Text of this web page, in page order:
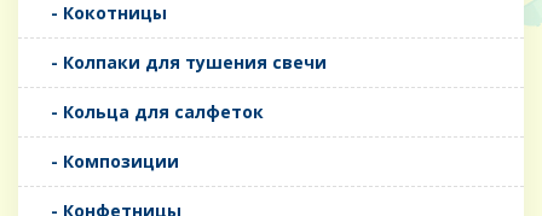
- Кокотницы
- Колпаки для тушения свечи
- Кольца для салфеток
- Композиции
- Конфетницы